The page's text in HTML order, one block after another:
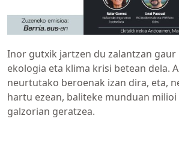
Inor gutxik jartzen du zalantzan
ekologia eta klima krisi betean dela.
neurtutako beroenak izan dira, eta,
hartu ezean, baliteke munduan milioi
galzorian geratzea.